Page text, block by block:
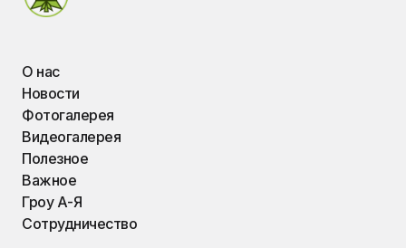
О нас
Новости
Фотогалерея
Видеогалерея
Полезное
Важное
Гроу А-Я
Сотрудничество